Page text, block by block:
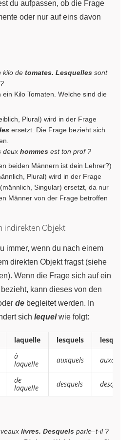
du aufpassen, ob die Frage
oder nur auf eins davon
kilo de tomates. Lesquelles sont
ein Kilo Tomaten. Welche sind die
Plural) wird in der Frage
ersetzt. Die Frage bezieht sich
deux hommes est ton prof ?
beiden Männern ist dein Lehrer?)
Plural) wird in der Frage
(männlich, Singular) ersetzt, da nur
Männer von der Frage betroffen
indirekten Objekt
immer, wenn du nach einem
direkten Objekt fragst (siehe
Wenn die Frage sich auf ein
kann dieses von den
de begleitet werden. In
sich lequelwie folgt:
laquelle lesquels
lesquelles
à
laquelle
auxquels auxquelles
de
laquelle
desquels desquelles
livres. Desquels parle–t-il ?